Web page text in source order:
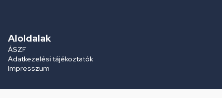
Aloldalak
ÁSZF
Adatkezelési tájékoztatók
Impresszum